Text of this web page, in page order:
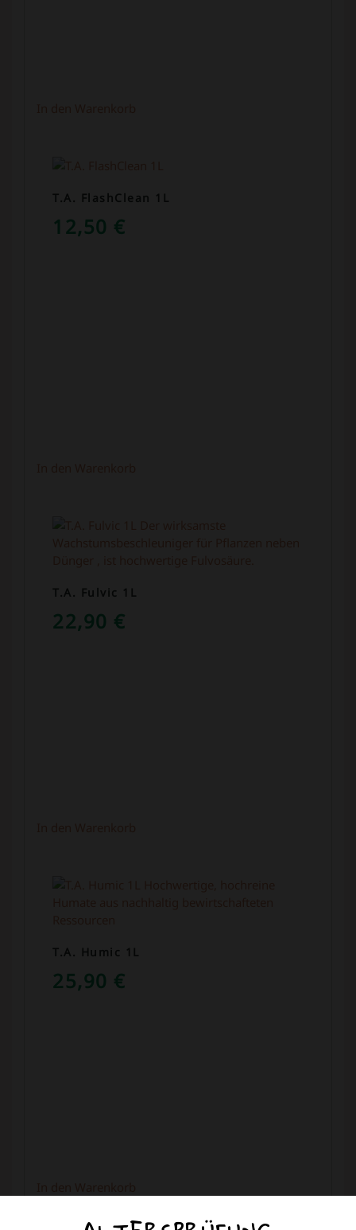
T.A. FlashClean 1L
12,50 €
T.A. Fulvic 1L
22,90 €
T.A. Humic 1L
25,90 €